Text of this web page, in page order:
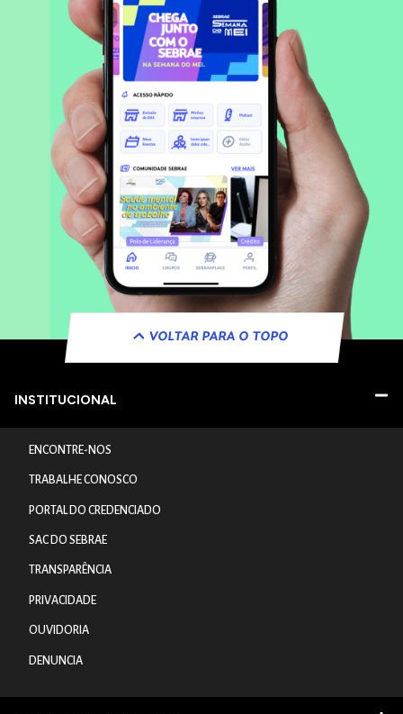
VOLTAR PARA O TOPO
INSTITUCIONAL
ENCONTRE-NOS
TRABALHE CONOSCO
PORTAL DO CREDENCIADO
SAC DO SEBRAE
TRANSPARÊNCIA
PRIVACIDADE
OUVIDORIA
DENUNCIA